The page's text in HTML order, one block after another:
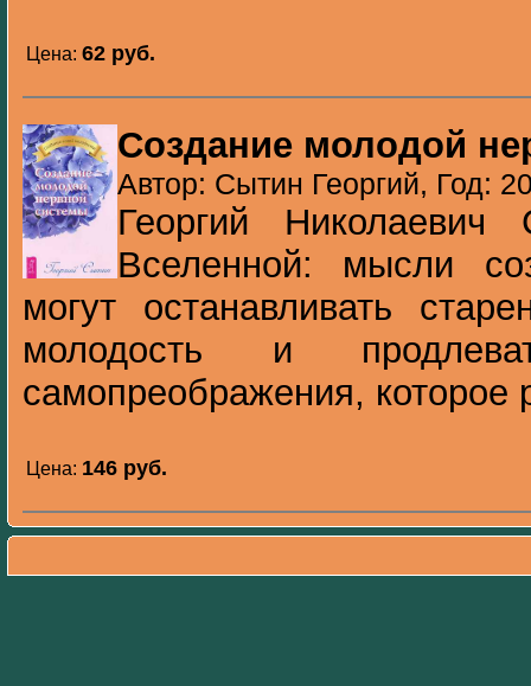
Цена: 62 pуб.
Создание молодой
Автор: Сытин Георгий, Год:
Георгий
Вселенной: мысли
могут останавливать
молодость и
самопреображения, которое
Цена: 146 pуб.